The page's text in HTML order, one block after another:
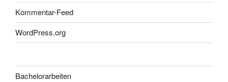
Kommentar-Feed
WordPress.org
Bachelorarbeiten